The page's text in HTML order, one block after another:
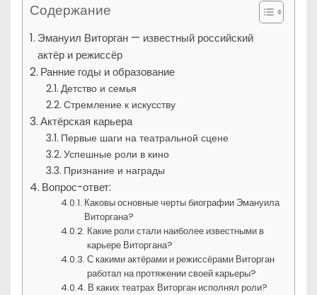
Содержание
Эмануил Виторган — известный российский
актёр и режиссёр
Ранние годы и образование
Детство и семья
Стремление к искусству
Актёрская карьера
Первые шаги на театральной сцене
Успешные роли в кино
Признание и награды
Вопрос-ответ:
Каковы основные черты биографии Эмануила
Виторгана?
Какие роли стали наиболее известными в
карьере Виторгана?
С какими актёрами и режиссёрами Виторган
работал на протяжении своей карьеры?
В каких театрах Виторган исполнял роли?